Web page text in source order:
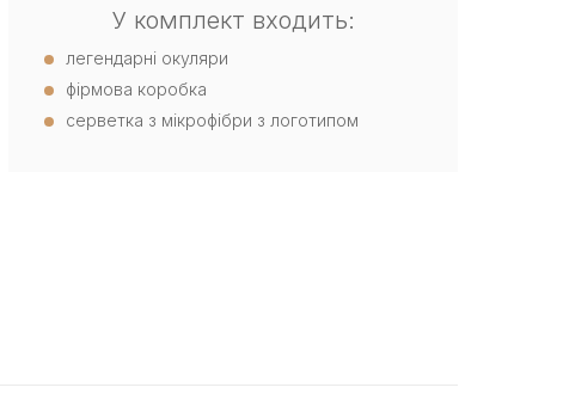
У комплект входить:
легендарні окуляри
фірмова коробка
серветка з мікрофібри з логотипом